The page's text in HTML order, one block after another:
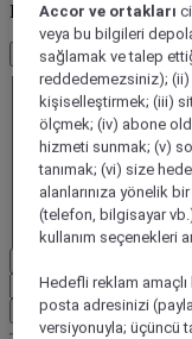
Konuklarınızı seçin
1 Oda - 1 Misafir
Oda 1
Oda 1
Yetişkin
- Bir yetişkin çıkarın
+Bir yetişkin ekle
Çocuk(lar)
- Çocuk kaldır
Oda ekle
Accor ve ortakları
veya bu bilgileri
sağlamak ve talep
reddedemezsiniz);
kişiselleştirmek; (iii)
ölçmek; (iv) abone
hizmeti sunmak; (v)
tanımak; (vi) size
alanlarınıza yönelik
(telefon, bilgisayar
kullanım seçenekleri
Hedefli reklam amaçlı
posta adresinizi
versiyonuyla; üçüncü